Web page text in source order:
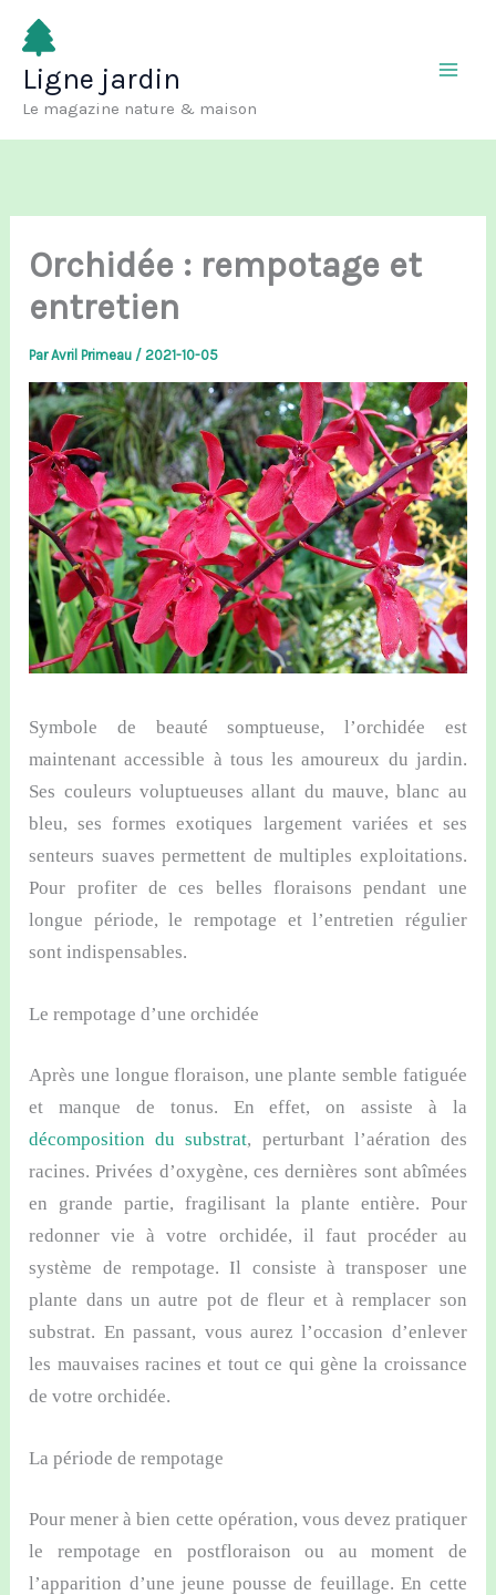
Aller
contenu
Ligne jardin
Le magazine nature & maison
Orchidée : rempotage et
entretien
ParAvril Primeau /2021-10-05
Symbole de beauté somptueuse, l’orchidée est
maintenant accessible à tous les amoureux du jardin.
Ses couleurs voluptueuses allant du mauve, blanc au
bleu, ses formes exotiques largement variées et ses
senteurs suaves permettent de multiples exploitations.
Pour profiter de ces belles floraisons pendant une
longue période, le rempotage et l’entretien régulier
sont indispensables.
Le rempotage d’une orchidée
Après une longue floraison, une plante semble fatiguée
et manque de tonus. En effet, on assiste à la
décomposition du substrat, perturbant l’aération des
racines. Privées d’oxygène, ces dernières sont abîmées
en grande partie, fragilisant la plante entière. Pour
redonner vie à votre orchidée, il faut procéder au
système de rempotage. Il consiste à transposer une
plante dans un autre pot de fleur et à remplacer son
substrat. En passant, vous aurez l’occasion d’enlever
les mauvaises racines et tout ce qui gène la croissance
de votre orchidée.
La période de rempotage
Pour mener à bien cette opération, vous devez pratiquer
le rempotage en postfloraison ou au moment de
l’apparition d’une jeune pousse de feuillage. En cette